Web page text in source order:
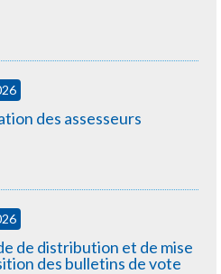
des assesseurs
de distribution et de mise
des bulletins de vote